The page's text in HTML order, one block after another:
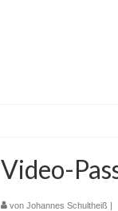
Video-
vonJohannes Schultheiß |